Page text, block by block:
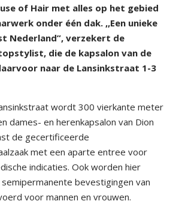
of Hair met alles op het gebied
onder één dak. ,,Een unieke
Nederland”, verzekert de
die de kapsalon van de
naar de Lansinkstraat 1-3
wordt 300 vierkante meter
dames- en herenkapsalon van Dion
de gecertificeerde
met een aparte entree voor
indicaties. Ook worden hier
bevestigingen van
voor mannen en vrouwen.